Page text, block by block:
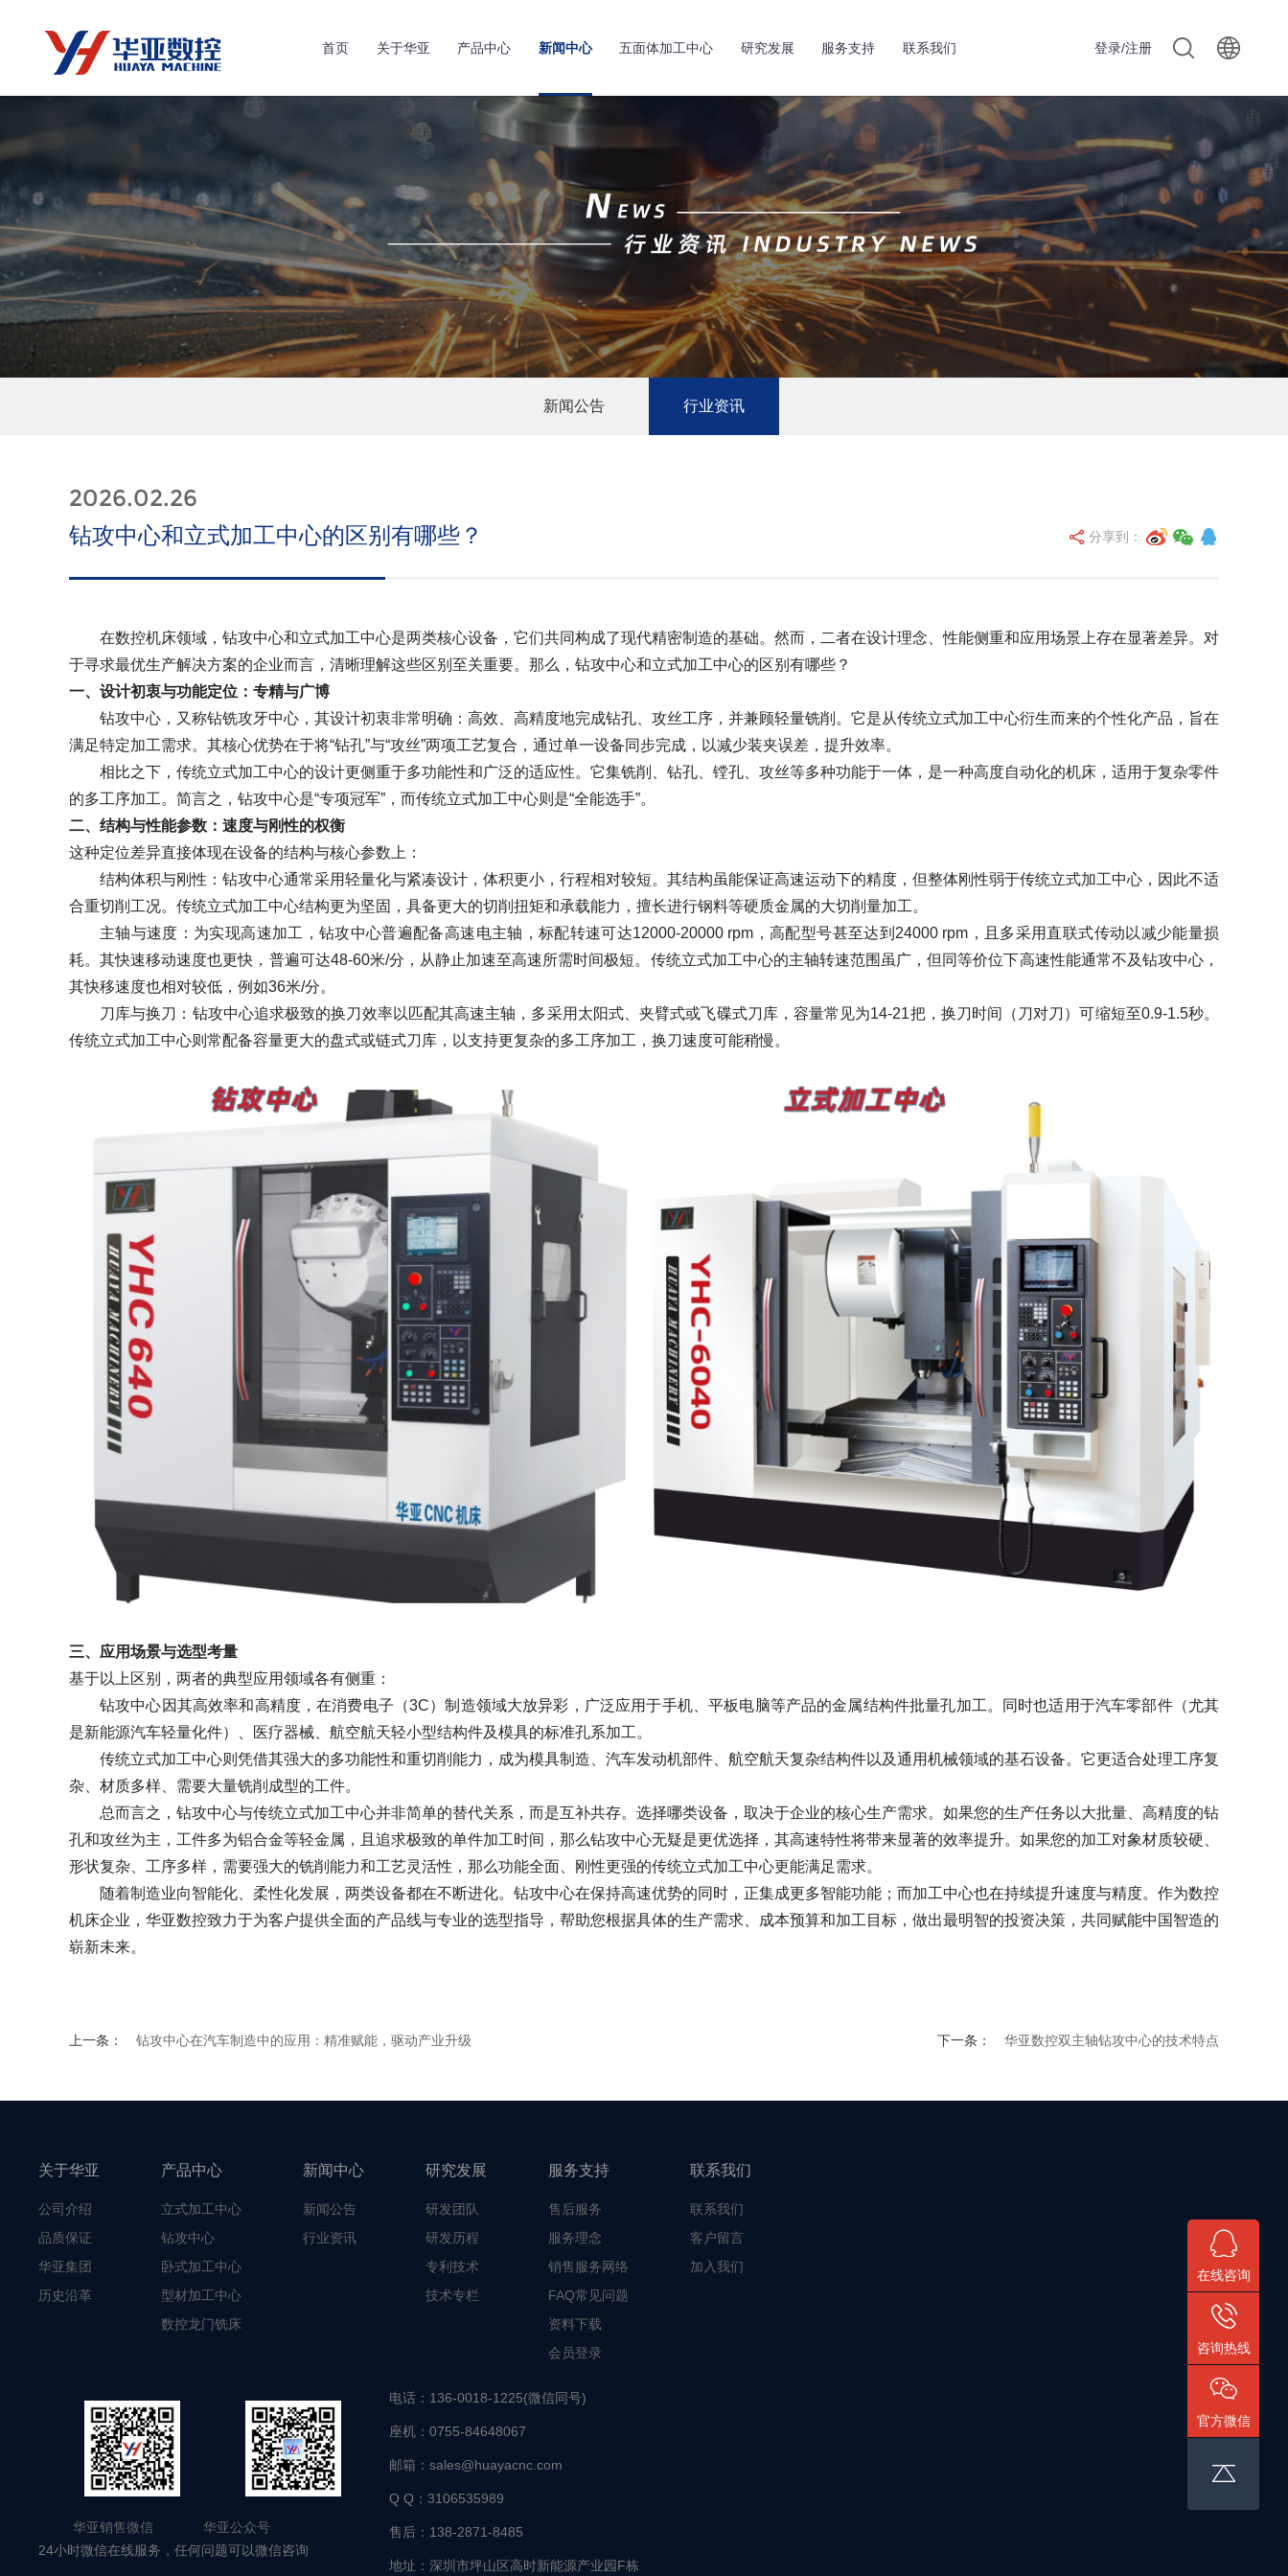
首页 关于华亚 产品中心 新闻中心 五面体加工中心 研究发展 服务支持 联系我们 登录/注册
新闻公告 行业资讯
2026.02.26
钻攻中心和立式加工中心的区别有哪些？ 分享到：
在数控机床领域，钻攻中心和立式加工中心是两类核心设备，它们共同构成了现代精密制造的基础。然而，二者在设计理念、性能侧重和应用场景上存在显著差异。对
于寻求最优生产解决方案的企业而言，清晰理解这些区别至关重要。那么，钻攻中心和立式加工中心的区别有哪些？
一、设计初衷与功能定位：专精与广博
钻攻中心，又称钻铣攻牙中心，其设计初衷非常明确：高效、高精度地完成钻孔、攻丝工序，并兼顾轻量铣削。它是从传统立式加工中心衍生而来的个性化产品，旨在
满足特定加工需求。其核心优势在于将“钻孔”与“攻丝”两项工艺复合，通过单一设备同步完成，以减少装夹误差，提升效率。
相比之下，传统立式加工中心的设计更侧重于多功能性和广泛的适应性。它集铣削、钻孔、镗孔、攻丝等多种功能于一体，是一种高度自动化的机床，适用于复杂零件
的多工序加工。简言之，钻攻中心是“专项冠军”，而传统立式加工中心则是“全能选手”。
二、结构与性能参数：速度与刚性的权衡
这种定位差异直接体现在设备的结构与核心参数上：
结构体积与刚性：钻攻中心通常采用轻量化与紧凑设计，体积更小，行程相对较短。其结构虽能保证高速运动下的精度，但整体刚性弱于传统立式加工中心，因此不适
合重切削工况。传统立式加工中心结构更为坚固，具备更大的切削扭矩和承载能力，擅长进行钢料等硬质金属的大切削量加工。
主轴与速度：为实现高速加工，钻攻中心普遍配备高速电主轴，标配转速可达12000-20000 rpm，高配型号甚至达到24000 rpm，且多采用直联式传动以减少能量损
耗。其快速移动速度也更快，普遍可达48-60米/分，从静止加速至高速所需时间极短。传统立式加工中心的主轴转速范围虽广，但同等价位下高速性能通常不及钻攻中心，
其快移速度也相对较低，例如36米/分。
刀库与换刀：钻攻中心追求极致的换刀效率以匹配其高速主轴，多采用太阳式、夹臂式或飞碟式刀库，容量常见为14-21把，换刀时间（刀对刀）可缩短至0.9-1.5秒。
传统立式加工中心则常配备容量更大的盘式或链式刀库，以支持更复杂的多工序加工，换刀速度可能稍慢。
三、应用场景与选型考量
基于以上区别，两者的典型应用领域各有侧重：
钻攻中心因其高效率和高精度，在消费电子（3C）制造领域大放异彩，广泛应用于手机、平板电脑等产品的金属结构件批量孔加工。同时也适用于汽车零部件（尤其
是新能源汽车轻量化件）、医疗器械、航空航天轻小型结构件及模具的标准孔系加工。
传统立式加工中心则凭借其强大的多功能性和重切削能力，成为模具制造、汽车发动机部件、航空航天复杂结构件以及通用机械领域的基石设备。它更适合处理工序复
杂、材质多样、需要大量铣削成型的工件。
总而言之，钻攻中心与传统立式加工中心并非简单的替代关系，而是互补共存。选择哪类设备，取决于企业的核心生产需求。 如果您的生产任务以大批量、高精度的钻
孔和攻丝为主，工件多为铝合金等轻金属，且追求极致的单件加工时间，那么钻攻中心无疑是更优选择，其高速特性将带来显著的效率提升。 如果您的加工对象材质较硬、
形状复杂、工序多样，需要强大的铣削能力和工艺灵活性，那么功能全面、刚性更强的传统立式加工中心更能满足需求。
随着制造业向智能化、柔性化发展，两类设备都在不断进化。钻攻中心在保持高速优势的同时，正集成更多智能功能；而加工中心也在持续提升速度与精度。作为数控
机床企业，华亚数控致力于为客户提供全面的产品线与专业的选型指导，帮助您根据具体的生产需求、成本预算和加工目标，做出最明智的投资决策，共同赋能中国智造的
崭新未来。
上一条： 钻攻中心在汽车制造中的应用：精准赋能，驱动产业升级 下一条： 华亚数控双主轴钻攻中心的技术特点
关于华亚
公司介绍
品质保证
华亚集团
历史沿革
产品中心
立式加工中心
钻攻中心
卧式加工中心
型材加工中心
数控龙门铣床
新闻中心
新闻公告
行业资讯
研究发展
研发团队
研发历程
专利技术
技术专栏
服务支持
售后服务
服务理念
销售服务网络
FAQ常见问题
资料下载
会员登录
联系我们
联系我们
客户留言
加入我们
华亚销售微信 华亚公众号
24小时微信在线服务，任何问题可以微信咨询
电话： 136-0018-1225(微信同号)
座机： 0755-84648067
邮箱： sales@huayacnc.com
Q Q： 3106535989
售后： 138-2871-8485
地址： 深圳市坪山区高时新能源产业园F栋
在线咨询
咨询热线
官方微信